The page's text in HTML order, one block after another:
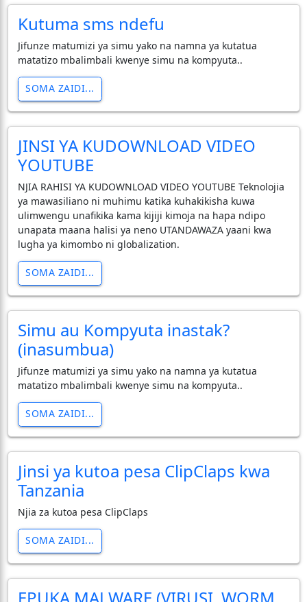
Kutuma sms ndefu
Jifunze matumizi ya simu yako na namna ya kutatua
matatizo mbalimbali kwenye simu na kompyuta..
SOMA ZAIDI...
JINSI YA KUDOWNLOAD VIDEO
YOUTUBE
NJIA RAHISI YA KUDOWNLOAD VIDEO YOUTUBE Teknolojia
ya mawasiliano ni muhimu katika kuhakikisha kuwa
ulimwengu unafikika kama kijiji kimoja na hapa ndipo
unapata maana halisi ya neno UTANDAWAZA yaani kwa
lugha ya kimombo ni globalization.
SOMA ZAIDI...
Simu au Kompyuta inastak?
(inasumbua)
Jifunze matumizi ya simu yako na namna ya kutatua
matatizo mbalimbali kwenye simu na kompyuta..
SOMA ZAIDI...
Jinsi ya kutoa pesa ClipClaps kwa
Tanzania
Njia za kutoa pesa ClipClaps
SOMA ZAIDI...
EPUKA MALWARE (VIRUSI, WORM